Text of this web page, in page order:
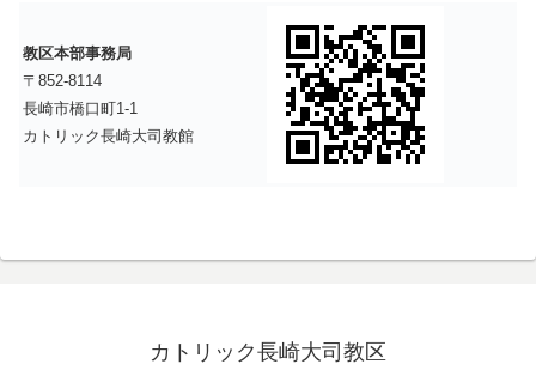
教区本部事務局
〒852-8114
長崎市橋口町1-1
カトリック長崎大司教館
カトリック長崎大司教区